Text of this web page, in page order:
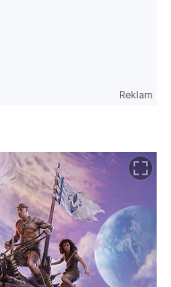
Reklam